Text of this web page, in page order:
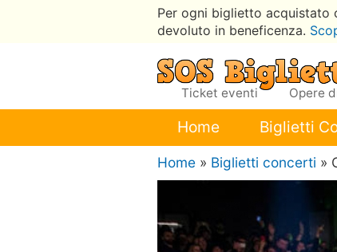
Per ogni biglietto acquistato
devoluto in beneficenza.
Ticket eventi Opere
Home Biglietti
Home » Biglietti concerti »